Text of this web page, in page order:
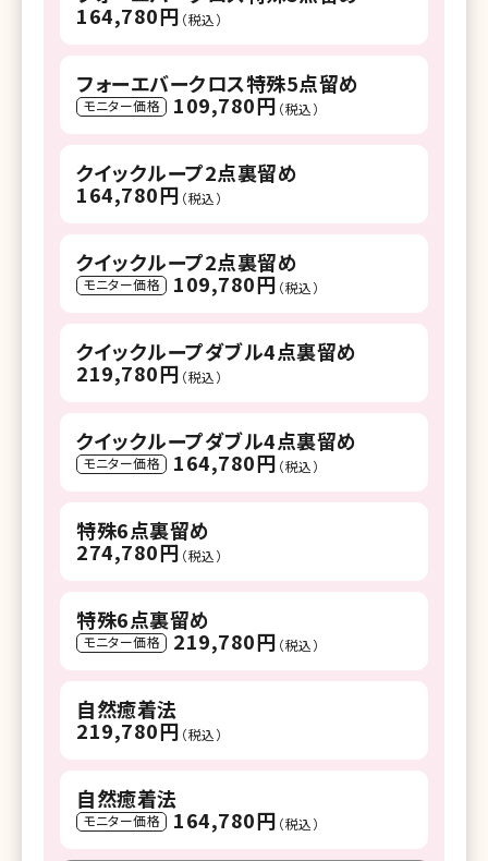
164,780円 （税込）
フォーエバークロス特殊5点留め
モニター価格 109,780円 （税込）
クイックループ2点裏留め
164,780円 （税込）
クイックループ2点裏留め
モニター価格 109,780円 （税込）
クイックループダブル4点裏留め
219,780円 （税込）
クイックループダブル4点裏留め
モニター価格 164,780円 （税込）
特殊6点裏留め
274,780円 （税込）
特殊6点裏留め
モニター価格 219,780円 （税込）
自然癒着法
219,780円 （税込）
自然癒着法
モニター価格 164,780円 （税込）